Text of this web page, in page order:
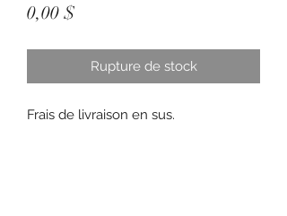
0,00 $
Rupture de stock
Frais de livraison en sus.